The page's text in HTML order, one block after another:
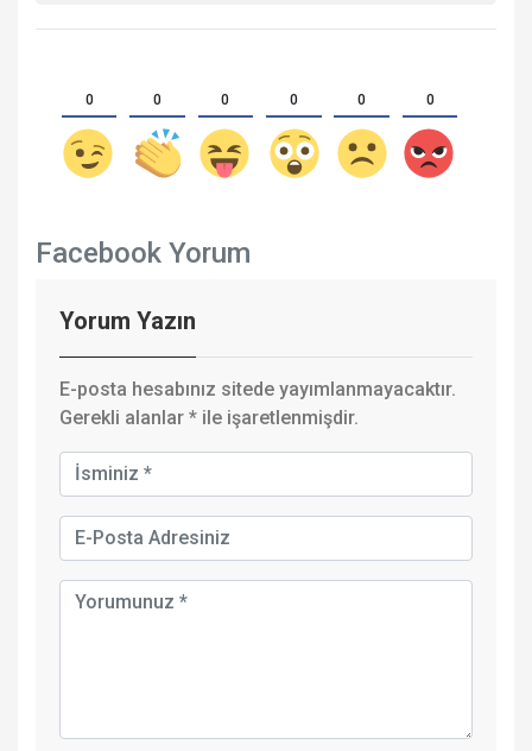
0 0 0 0 0 0
Facebook Yorum
Yorum Yazın
E-posta hesabınız sitede yayımlanmayacaktır.
Gerekli alanlar * ile işaretlenmişdir.